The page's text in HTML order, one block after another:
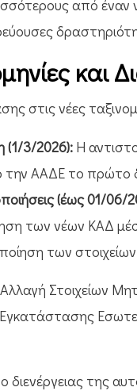
από
και
στις νέες
3/2026): Η
την ΑΑΔΕ το
(έως 01/06/
των νέων ΚΑΔ
των
Στοιχείων
Εγκατάστασης
διενέργειας της